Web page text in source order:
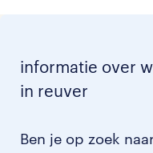
informatie over
in reuver
Ben je op zoek